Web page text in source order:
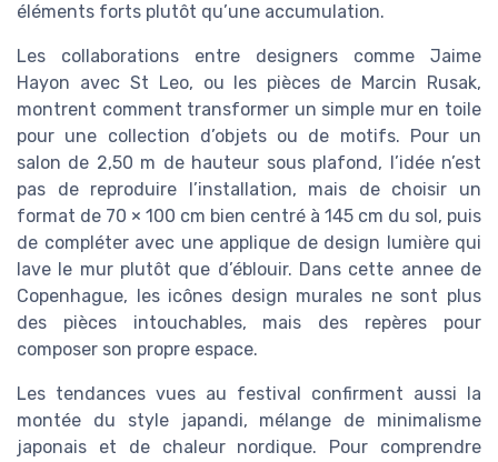
éléments forts plutôt qu’une accumulation.
Les collaborations entre designers comme Jaime
Hayon avec St Leo, ou les pièces de Marcin Rusak,
montrent comment transformer un simple mur en toile
pour une collection d’objets ou de motifs. Pour un
salon de 2,50 m de hauteur sous plafond, l’idée n’est
pas de reproduire l’installation, mais de choisir un
format de 70 × 100 cm bien centré à 145 cm du sol, puis
de compléter avec une applique de design lumière qui
lave le mur plutôt que d’éblouir. Dans cette annee de
Copenhague, les icônes design murales ne sont plus
des pièces intouchables, mais des repères pour
composer son propre espace.
Les tendances vues au festival confirment aussi la
montée du style japandi, mélange de minimalisme
japonais et de chaleur nordique. Pour comprendre